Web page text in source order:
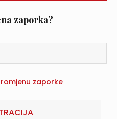
zaporka?